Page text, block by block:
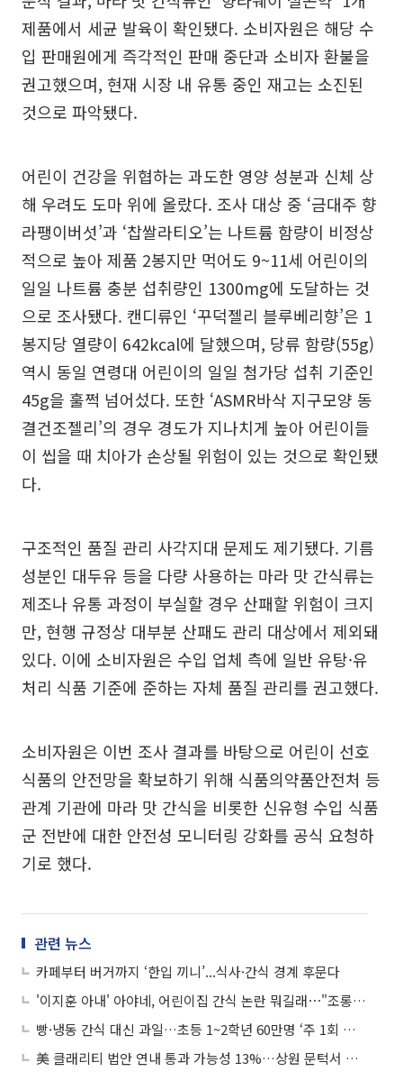
제품에서 세균 발육이 확인됐다. 소비자원은 해당 수
입 판매원에게 즉각적인 판매 중단과 소비자 환불을
권고했으며, 현재 시장 내 유통 중인 재고는 소진된
것으로 파악됐다.
어린이 건강을 위협하는 과도한 영양 성분과 신체 상
해 우려도 도마 위에 올랐다. 조사 대상 중 ‘금대주 향
라팽이버섯’과 ‘찹쌀라티오’는 나트륨 함량이 비정상
적으로 높아 제품 2봉지만 먹어도 9~11세 어린이의
일일 나트륨 충분 섭취량인 1300mg에 도달하는 것
으로 조사됐다. 캔디류인 ‘꾸덕젤리 블루베리향’은 1
봉지당 열량이 642kcal에 달했으며, 당류 함량(55g)
역시 동일 연령대 어린이의 일일 첨가당 섭취 기준인
45g을 훌쩍 넘어섰다. 또한 ‘ASMR바삭 지구모양 동
결건조젤리’의 경우 경도가 지나치게 높아 어린이들
이 씹을 때 치아가 손상될 위험이 있는 것으로 확인됐
다.
구조적인 품질 관리 사각지대 문제도 제기됐다. 기름
성분인 대두유 등을 다량 사용하는 마라 맛 간식류는
제조나 유통 과정이 부실할 경우 산패할 위험이 크지
만, 현행 규정상 대부분 산패도 관리 대상에서 제외돼
있다. 이에 소비자원은 수입 업체 측에 일반 유탕·유
처리 식품 기준에 준하는 자체 품질 관리를 권고했다.
소비자원은 이번 조사 결과를 바탕으로 어린이 선호
식품의 안전망을 확보하기 위해 식품의약품안전처 등
관계 기관에 마라 맛 간식을 비롯한 신유형 수입 식품
군 전반에 대한 안전성 모니터링 강화를 공식 요청하
기로 했다.
관련 뉴스
카페부터 버거까지 ‘한입 끼니’...식사·간식 경계 후문다
'이지훈 아내' 아야네, 어린이집 간식 논란 뭐길래⋯"조롱 대상 돼 속상"
빵·냉동 간식 대신 과일…초등 1~2학년 60만명 ‘주 1회 과일간식’
美 클래리티 법안 연내 통과 가능성 13%…상원 문턱서 제동